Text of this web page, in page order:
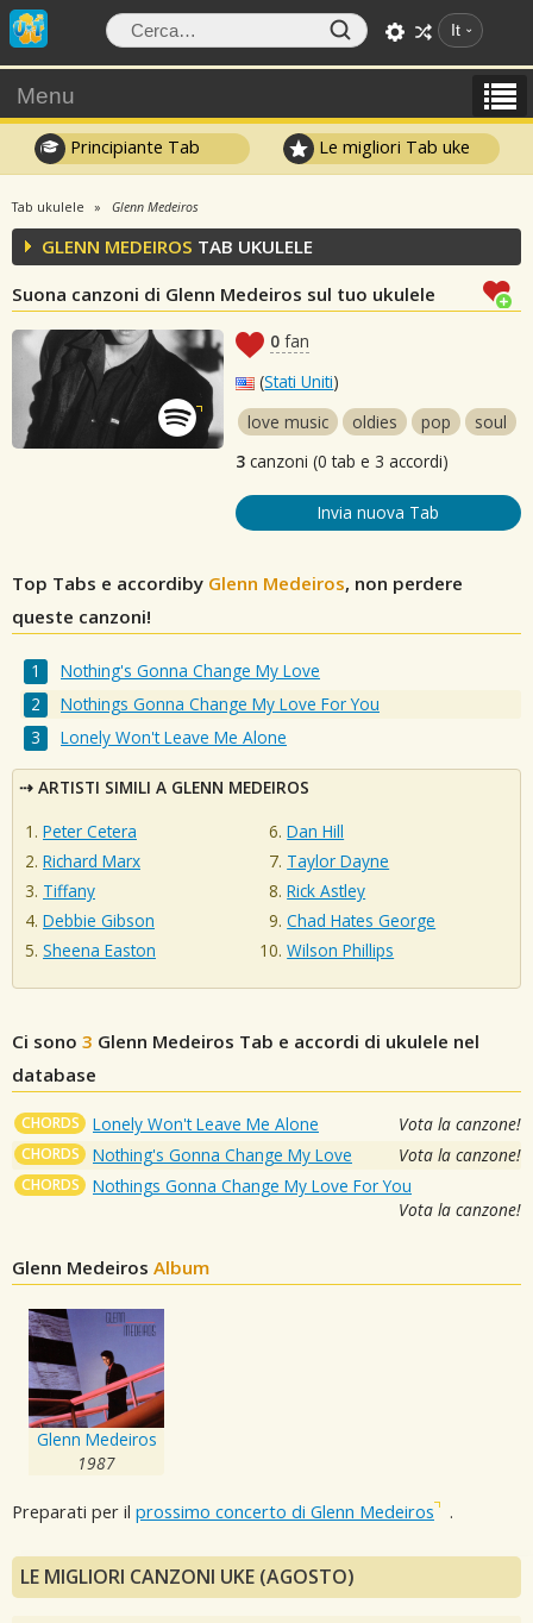
It
Menu
Principiante Tab Le migliori Tab uke
Tab ukulele Glenn Medeiros
GLENN MEDEIROS TAB UKULELE
Suona canzoni di Glenn Medeiros sul tuo ukulele
0 fan
(Stati Uniti)
love music
oldies pop
soul
3 canzoni (0 tab e 3 accordi)
Invia nuova Tab
Top Tabs e accordiby Glenn Medeiros, non perdere
queste canzoni!
Nothing's Gonna Change My Love
Nothings Gonna Change My Love For You
Lonely Won't Leave Me Alone
ARTISTI SIMILI A GLENN MEDEIROS
Peter Cetera
Richard Marx
Tiffany
Debbie Gibson
Sheena Easton
Dan Hill
Taylor Dayne
Rick Astley
Chad Hates George
Wilson Phillips
Ci sono 3 Glenn Medeiros Tab e accordi di ukulele nel
database
CHORDS Lonely Won't Leave Me Alone Vota la canzone!
CHORDS Nothing's Gonna Change My Love Vota la canzone!
CHORDS
Nothings Gonna Change My Love For You
Vota la canzone!
Glenn Medeiros Album
Glenn Medeiros
1987
Preparati per il prossimo concerto di Glenn Medeiros .
LE MIGLIORI CANZONI UKE (AGOSTO)